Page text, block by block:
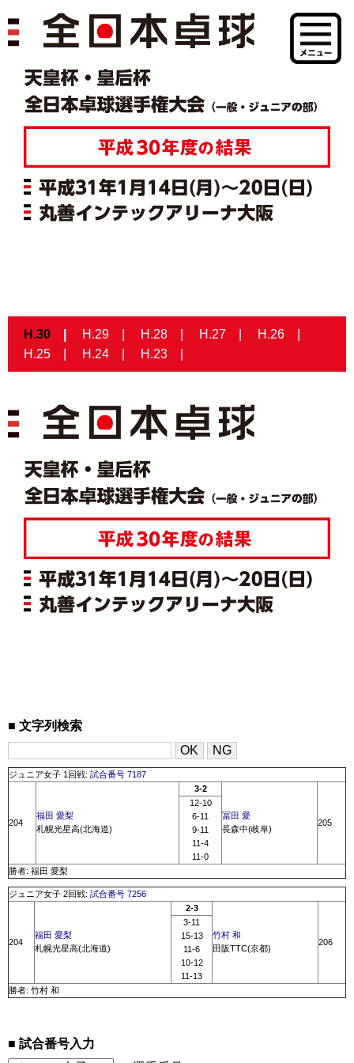
H.30 H.29 H.28 H.27
H.26
H.25
H.24 H.23
文字列検索
ジュニア女子 1回戦: 試合番号 7187
204
福田 愛梨
札幌光星高(北海道)
3-2
冨田 愛
長森中(岐阜)
205
12-10
6-11
9-11
11-4
11-0
勝者: 福田 愛梨
ジュニア女子 2回戦: 試合番号 7256
204
福田 愛梨
札幌光星高(北海道)
2-3
竹村 和
田阪TTC(京都)
206
3-11
15-13
11-6
10-12
11-13
勝者: 竹村 和
試合番号入力